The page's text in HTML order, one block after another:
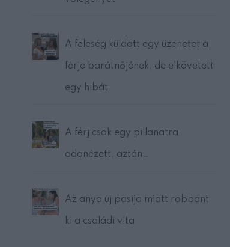
A feleség küldött egy üzenetet a
férje barátnőjének, de elkövetett
egy hibát
A férj csak egy pillanatra
odanézett, aztán…
Az anya új pasija miatt robbant
ki a családi vita